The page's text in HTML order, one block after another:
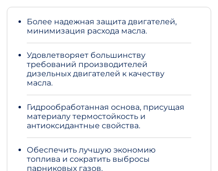
Более надежная защита двигателей,
минимизация расхода масла.
Удовлетворяет большинству
требований производителей
дизельных двигателей к качеству
масла.
Гидрообработанная основа, присущая
материалу термостойкость и
антиоксидантные свойства.
Обеспечить лучшую экономию
топлива и сократить выбросы
парниковых газов.